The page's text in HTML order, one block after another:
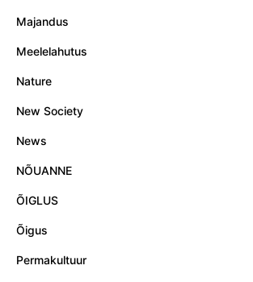
Majandus
Meelelahutus
Nature
New Society
News
NÕUANNE
ÕIGLUS
Õigus
Permakultuur